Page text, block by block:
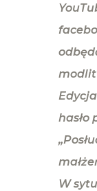
hasło
W